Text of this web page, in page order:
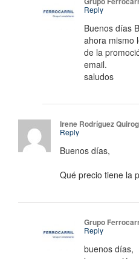
Reply
Buenos días
ahora mismo
de la
email.
saludos
Irene Rodríguez
Reply
Buenos días,
Qué precio tiene la
Grupo
Reply
buenos días,